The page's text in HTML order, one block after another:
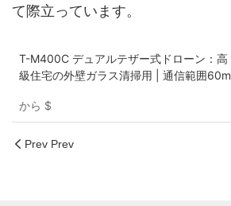
て際立っています。
T-M400C デュアルテザー式ドローン：高
級住宅の外壁ガラス清掃用 | 通信範囲60m
から $
Prev Prev